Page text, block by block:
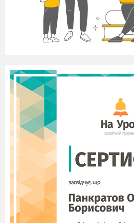
Що називається
Як по-іншому зв.
Як по-іншому зв.
Як називається
7. Яка функція називається
8. Що є графіком лінійної
9. Коли графіки двох
перетинаються?
10. Коли графіки двох
перетинаються?
Повторення поняття
1.Для успішного
члену екіпажуроздаютьпо
аркушу. Чи буде дана